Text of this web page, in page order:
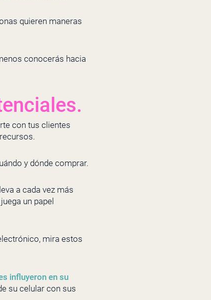
quieren maneras
conocerás hacia
con tus clientes
y dónde comprar.
a cada vez más
un papel
mira estos
influyeron en su
su celular con sus